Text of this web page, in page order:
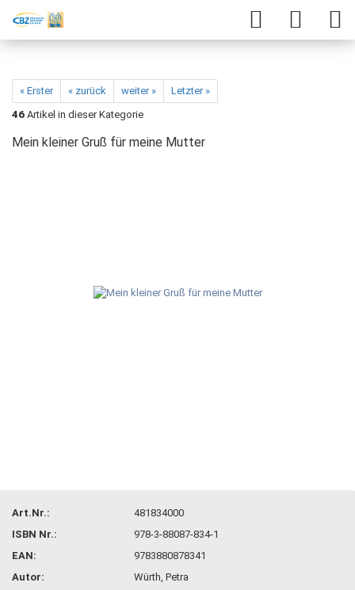
« Erster « zurück weiter »
Letzter »
46 Artikel in dieser Kategorie
Mein kleiner Gruß für meine Mutter
Art.Nr.:
481834000
ISBN Nr.:
978-3-88087-834-1
EAN:
9783880878341
Autor:
Würth, Petra